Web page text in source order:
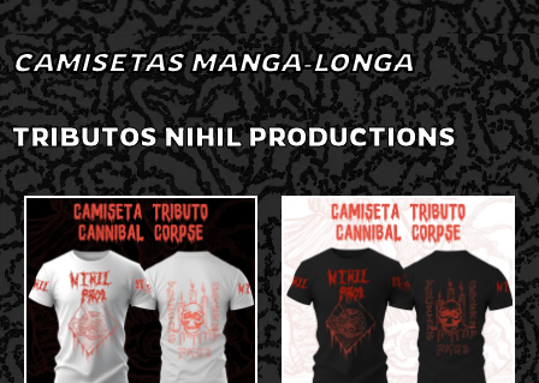
CAMISETAS MANGA-LONGA
TRIBUTOS NIHIL PRODUCTIONS